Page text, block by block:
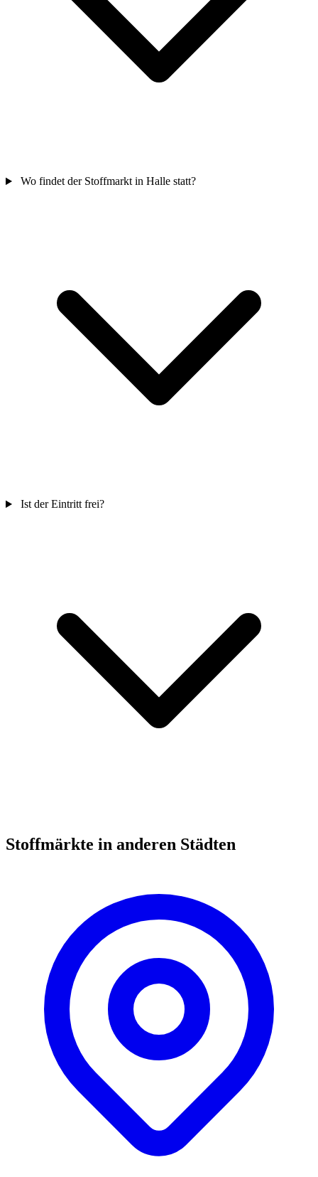
Wo findet der Stoffmarkt in Halle statt?
Ist der Eintritt frei?
Stoffmärkte in anderen Städten